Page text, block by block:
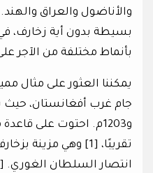
والأناضول والعراق
بسيطة بدون أية زخارف،
بأنماط مختلفة من الآجر
يمكننا العثور على مثال
تقريبًا، [1] وهي
انتصار السلطان الغوري. [2]